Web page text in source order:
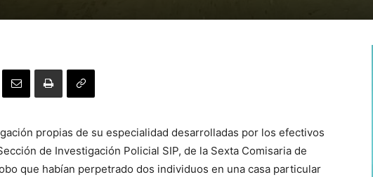
propias de su especialidad desarrolladas por los efectivos
de Investigación Policial SIP, de la Sexta Comisaria de
que habían perpetrado dos individuos en una casa particular